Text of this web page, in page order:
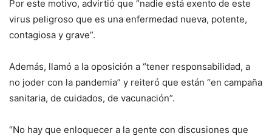
Por este motivo, advirtió que “nadie está exento de este
virus peligroso que es una enfermedad nueva, potente,
contagiosa y grave”.
Además, llamó a la oposición a “tener responsabilidad, a
no joder con la pandemia” y reiteró que están “en campaña
sanitaria, de cuidados, de vacunación”.
“No hay que enloquecer a la gente con discusiones que